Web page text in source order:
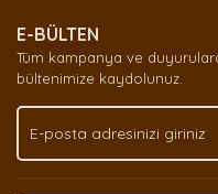
Ürün açıklamasında
Ürün bilgilerinde
Bu ürüne benzer farklı
E-BÜLTEN
Tüm kampanya ve
bültenimize kaydolunuz.